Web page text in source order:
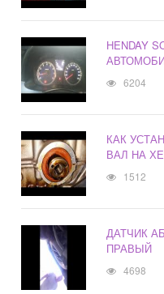
HENDAY
6204
КАК
ВАЛ НА
1512
ДАТЧИК
ПРАВЫЙ
4698